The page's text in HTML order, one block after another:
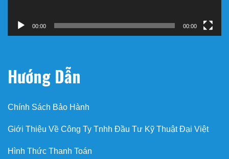
00:00 00:00
Hướng Dẫn
Chính Sách Bảo Hành
Giới Thiệu Về Công Ty Tnhh Đầu Tư Kỹ Thuật Đại Việt
Hình Thức Thanh Toán